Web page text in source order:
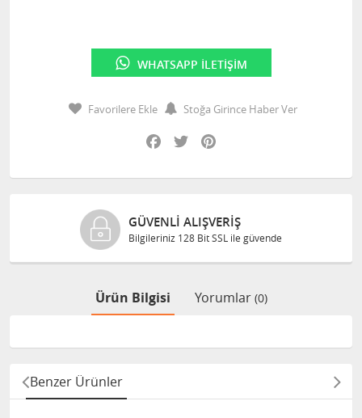
WHATSAPP İLETIŞIM
Favorilere Ekle
Stoğa Girince Haber Ver
Facebook
Twitter
GÜVENLI ALIŞVERIŞ
Bilgileriniz 128 Bit SSL ile güvende
Ürün Bilgisi Yorumlar (0)
Benzer Ürünler